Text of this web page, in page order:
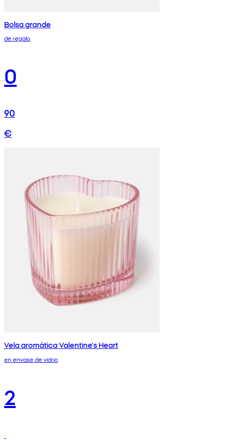
Bolsa grande
de regalo
0
90
€
Vela aromática Valentine's Heart
en envase de vidrio
2